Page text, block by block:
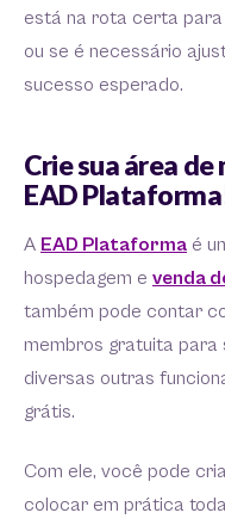
está na rota certa
ou se é necessário
sucesso esperado.
Crie sua área
EAD
A EAD Plataforma é
hospedagem e venda
também pode contar
membros gratuita para
diversas outras
grátis.
Com ele, você pode
colocar em prática